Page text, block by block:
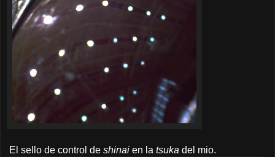
El sello de control de shinai en la tsuka del mio.